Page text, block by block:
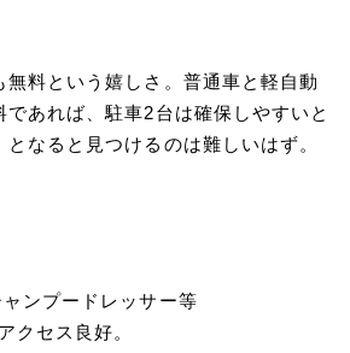
料という嬉しさ。普通車と軽自動
あれば、駐車2台は確保しやすいと
なると見つけるのは難しいはず。
ンプードレッサー等
クセス良好。